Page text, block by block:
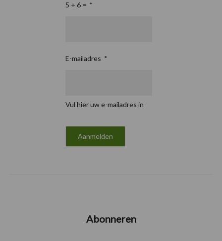
5 + 6 = *
E-mailadres *
Vul hier uw e-mailadres in
Abonneren